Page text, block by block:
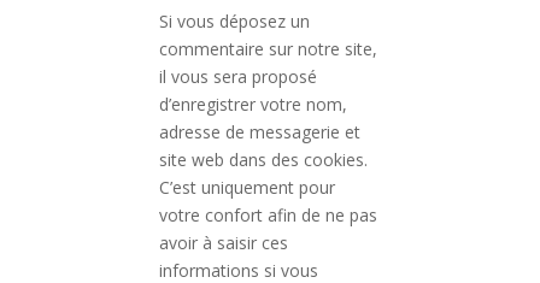
Si vous déposez un
commentaire sur notre site,
il vous sera proposé
d’enregistrer votre nom,
adresse de messagerie et
site web dans des cookies.
C’est uniquement pour
votre confort afin de ne pas
avoir à saisir ces
informations si vous